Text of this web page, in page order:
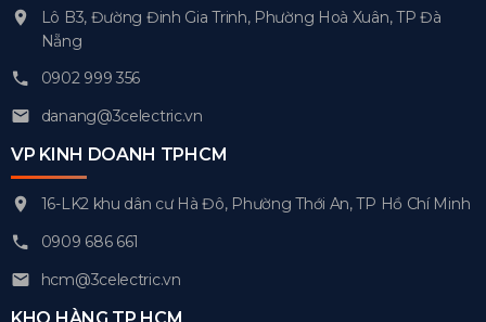
Lô B3, Đường Đinh Gia Trinh, Phường Hoà Xuân, TP Đà
Nẵng
0902 999 356
danang@3celectric.vn
VP KINH DOANH TPHCM
16-LK2 khu dân cư Hà Đô, Phường Thới An, TP Hồ Chí Minh
0909 686 661
hcm@3celectric.vn